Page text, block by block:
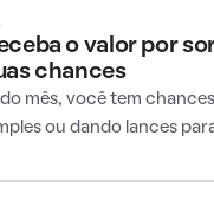
o valor por
chances
mês, você tem
ou dando lances